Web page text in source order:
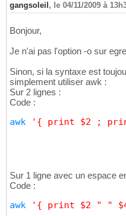
gangsoleil , le 04/11/2009 à
Bonjour,
Je n'ai pas l'option -o sur
Sinon, si la syntaxe est
simplement utiliser awk :
Sur 2 lignes :
Code :
awk '{ print $2 ;
Sur 1 ligne avec un espace
Code :
awk '{ print $2 " "